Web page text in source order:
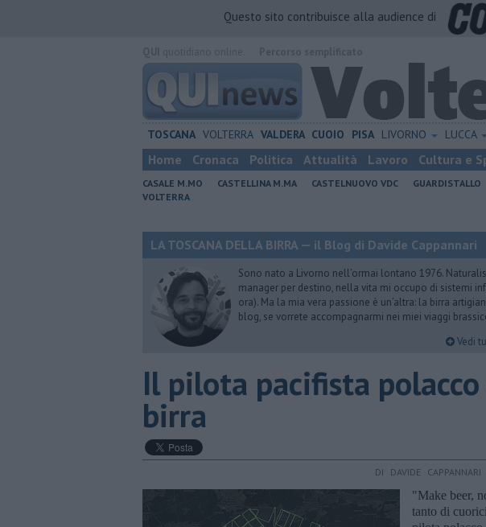
Questo sito contribuisce alla audience di
TOSCANA VOLTERRA VALDERA CUOIO PISA LIVORNO LUCCA
Home Cronaca Politica Attualità Lavoro Cultura e
CASALE M.MO CASTELLINA M.MA CASTELNUOVO VDC GUARDISTALLO
VOLTERRA
LA TOSCANA DELLA BIRRA — il Blog di Davide Cappannari
Sono nato a Livorno nell’ormai lontano 1976.
manager per destino, nella vita mi occupo di sistemi
ora). Ma la mia vera passione è un’altra: la birra
blog, se vorrete accompagnarmi nei miei viaggi
Vedi
​Il pilota pacifista polacco
birra
DI DAVIDE
"Make beer,
tanto di